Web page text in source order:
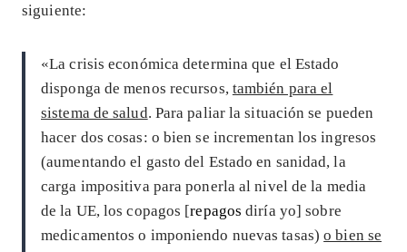
siguiente:
«La crisis económica determina que el Estado
disponga de menos recursos, también para el
sistema de salud. Para paliar la situación se pueden
hacer dos cosas: o bien se incrementan los ingresos
(aumentando el gasto del Estado en sanidad, la
carga impositiva para ponerla al nivel de la media
de la UE, los copagos [repagos diría yo] sobre
medicamentos o imponiendo nuevas tasas)o bien se